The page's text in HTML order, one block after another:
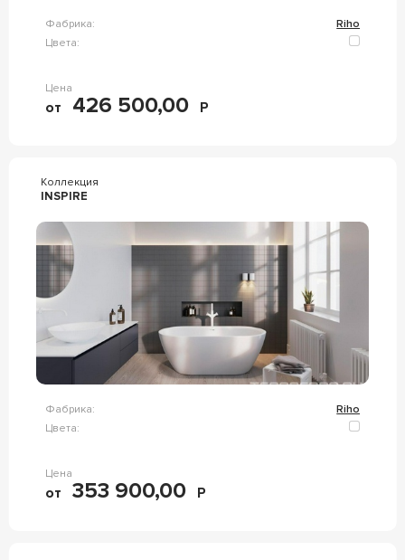
Фабрика:
Riho
Цвета:
Цена
от 426 500,00 Р
Коллекция
INSPIRE
Фабрика:
Riho
Цвета:
Цена
от 353 900,00 Р